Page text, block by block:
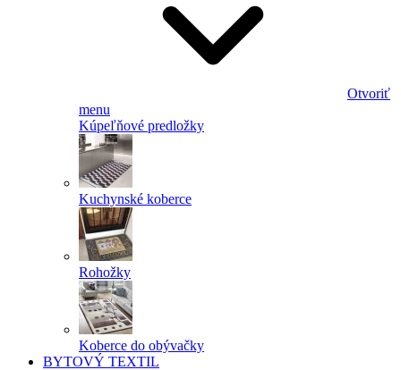
Otvoriť
menu
Kúpeľňové predložky
Kuchynské koberce
Rohožky
Koberce do obývačky
BYTOVÝ TEXTIL